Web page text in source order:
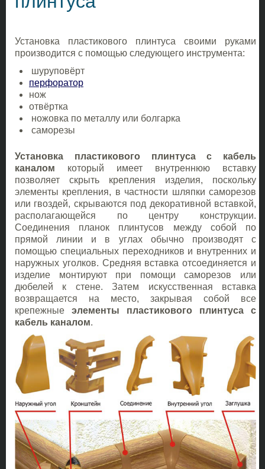
Установка пластикового плинтуса своими руками
производится с помощью следующего инструмента:
шуруповёрт
перфоратор
нож
отвёртка
ножовка по металлу или болгарка
саморезы
Установка пластикового плинтуса с кабель
каналом который имеет внутреннюю вставку
позволяет скрыть крепления изделия, поскольку
элементы крепления, в частности шляпки саморезов
или гвоздей, скрываются под декоративной вставкой,
располагающейся по центру конструкции.
Соединения планок плинтусов между собой по
прямой линии и в углах обычно производят с
помощью специальных переходников и внутренних и
наружных уголков. Средняя вставка отсоединяется и
изделие монтируют при помощи саморезов или
дюбелей к стене. Затем искусственная вставка
возвращается на место, закрывая собой все
крепежные элементы пластикового плинтуса с
кабель каналом.